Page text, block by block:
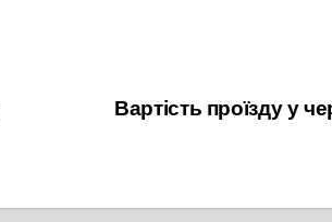
Вартість проїзду у